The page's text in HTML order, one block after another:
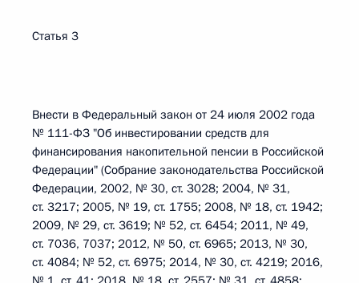
Статья 3
Внести в Федеральный закон от 24 июля 2002 года
№ 111-ФЗ "Об инвестировании средств для
финансирования накопительной пенсии в Российской
Федерации" (Собрание законодательства Российской
Федерации, 2002, № 30, ст. 3028; 2004, № 31,
ст. 3217; 2005, № 19, ст. 1755; 2008, № 18, ст. 1942;
2009, № 29, ст. 3619; № 52, ст. 6454; 2011, № 49,
ст. 7036, 7037; 2012, № 50, ст. 6965; 2013, № 30,
ст. 4084; № 52, ст. 6975; 2014, № 30, ст. 4219; 2016,